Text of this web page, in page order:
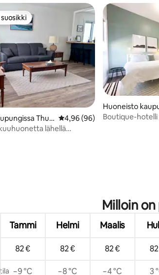
parhaimmistoa
Thun Keskimääräinen arvio 4,96/
4,96 (96)
lähellä
Huoneisto
der Bay
Boutique-
Milloin on
Tammi Helmi Maalis
82 € 82 € 82 €
−9 °C −8 °C −4 °C 3